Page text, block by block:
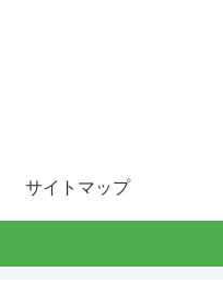
サイトマップ